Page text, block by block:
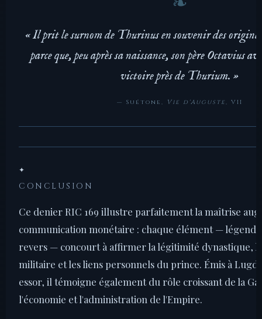
« Il prit le surnom de Thurinus en souvenir des
parce que, peu après sa naissance, son père Octavius
victoire près de Thurium. »
— Suétone, Vie d'Auguste, VII
✦
CONCLUSION
Ce denier RIC 169 illustre parfaitement la maîtrise
communication monétaire : chaque élément —
revers — concourt à affirmer la légitimité dynastique,
militaire et les liens personnels du prince. Émis à
essor, il témoigne également du rôle croissant de la
l'économie et l'administration de l'Empire.